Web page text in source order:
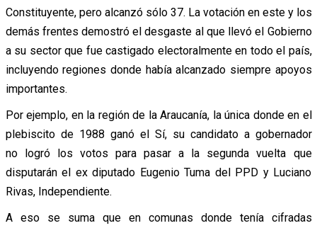
Constituyente, pero alcanzó sólo 37. La votación en este y los
demás frentes demostró el desgaste al que llevó el Gobierno
a su sector que fue castigado electoralmente en todo el país,
incluyendo regiones donde había alcanzado siempre apoyos
importantes.
Por ejemplo, en la región de la Araucanía, la única donde en el
plebiscito de 1988 ganó el Sí, su candidato a gobernador
no logró los votos para pasar a la segunda vuelta que
disputarán el ex diputado Eugenio Tuma del PPD y Luciano
Rivas, Independiente.
A eso se suma que en comunas donde tenía cifradas